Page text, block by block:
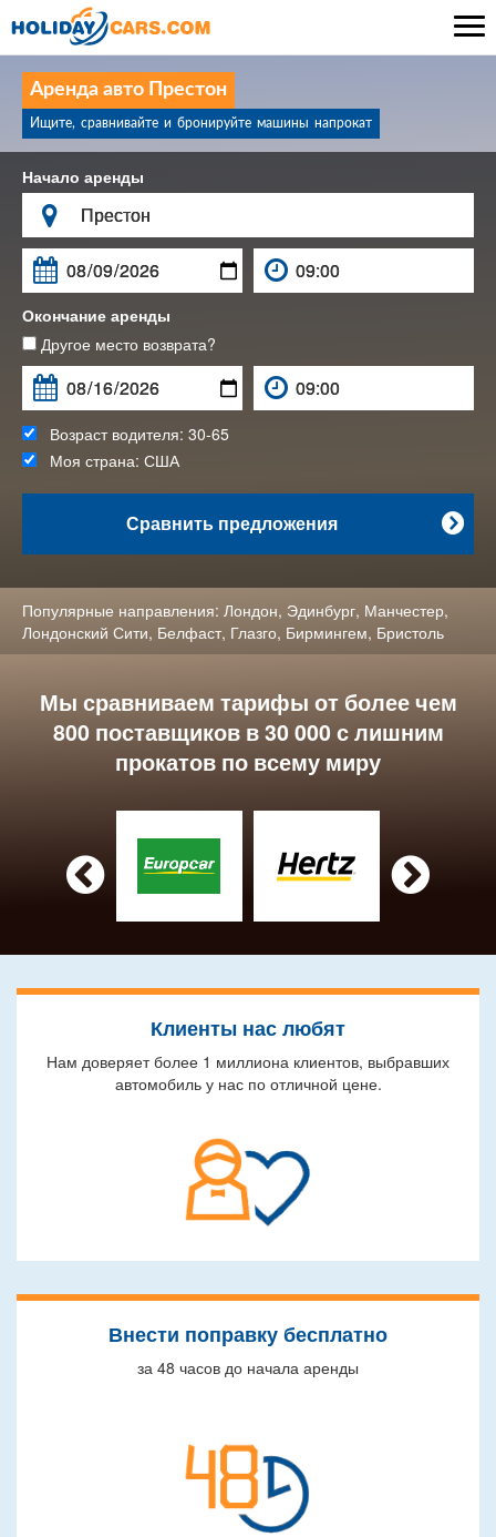
Аренда авто Престон
Ищите, сравнивайте и бронируйте машины напрокат
Начало аренды


Окончание аренды
Другое место возврата?
Возраст водителя: 30-65
Моя страна: США

Сравнить предложения
Популярные направления: Лондон, Эдинбург, Манчестер,
Лондонский Сити, Белфаст, Глазго, Бирмингем, Бристоль
Мы сравниваем тарифы от более чем
800 поставщиков в 30 000 с лишним
прокатов по всему миру
 
Клиенты нас любят
Нам доверяет более 1 миллиона клиентов, выбравших
автомобиль у нас по отличной цене.
Внести поправку бесплатно
за 48 часов до начала аренды